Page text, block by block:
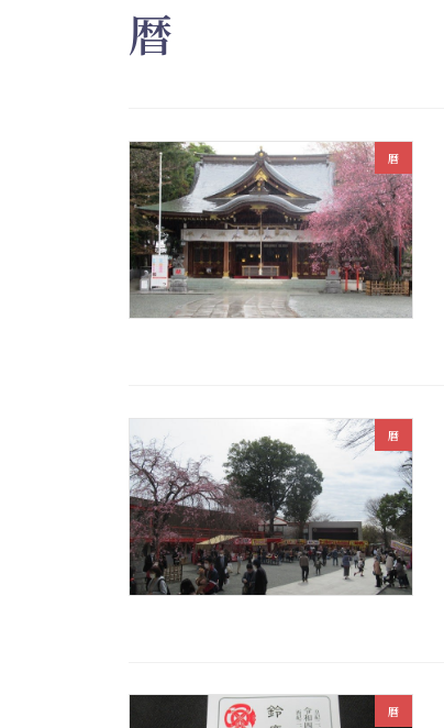
暦
暦
暦
暦